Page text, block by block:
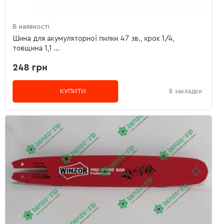
В наявності
Шина для акумуляторної пилки 47 зв., крок 1/4,
товщина 1,1 ...
248 грн
КУПИТИ В закладки